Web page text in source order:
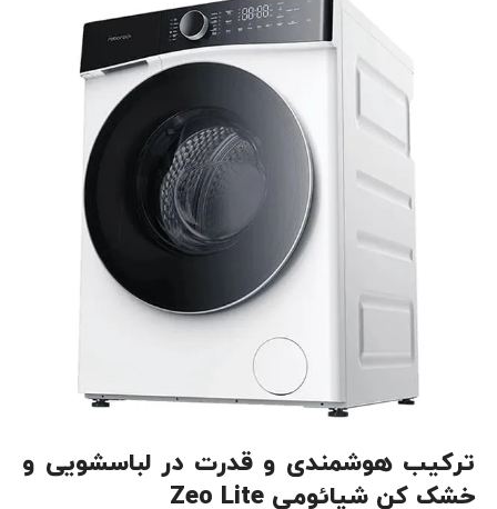
ترکیب هوشمندی و قدرت در لباسشویی و
خشک کن شیائومی